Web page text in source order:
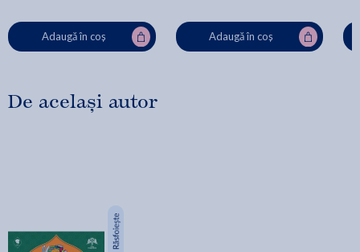
Adaugă în coș Adaugă în coș
De același autor